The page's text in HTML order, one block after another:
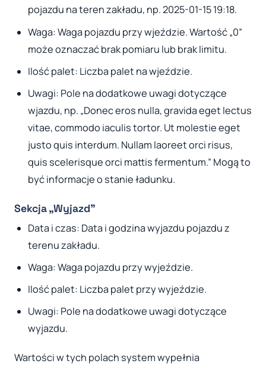
pojazdu na teren zakładu, np. 2025-01-15 19:18.
Waga: Waga pojazdu przy wjeździe. Wartość „0”
może oznaczać brak pomiaru lub brak limitu.
Ilość palet: Liczba palet na wjeździe.
Uwagi: Pole na dodatkowe uwagi dotyczące
wjazdu, np. „Donec eros nulla, gravida eget lectus
vitae, commodo iaculis tortor. Ut molestie eget
justo quis interdum. Nullam laoreet orci risus,
quis scelerisque orci mattis fermentum.” Mogą to
być informacje o stanie ładunku.
Sekcja „Wyjazd”
Data i czas: Data i godzina wyjazdu pojazdu z
terenu zakładu.
Waga: Waga pojazdu przy wyjeździe.
Ilość palet: Liczba palet przy wyjeździe.
Uwagi: Pole na dodatkowe uwagi dotyczące
wyjazdu.
Wartości w tych polach system wypełnia